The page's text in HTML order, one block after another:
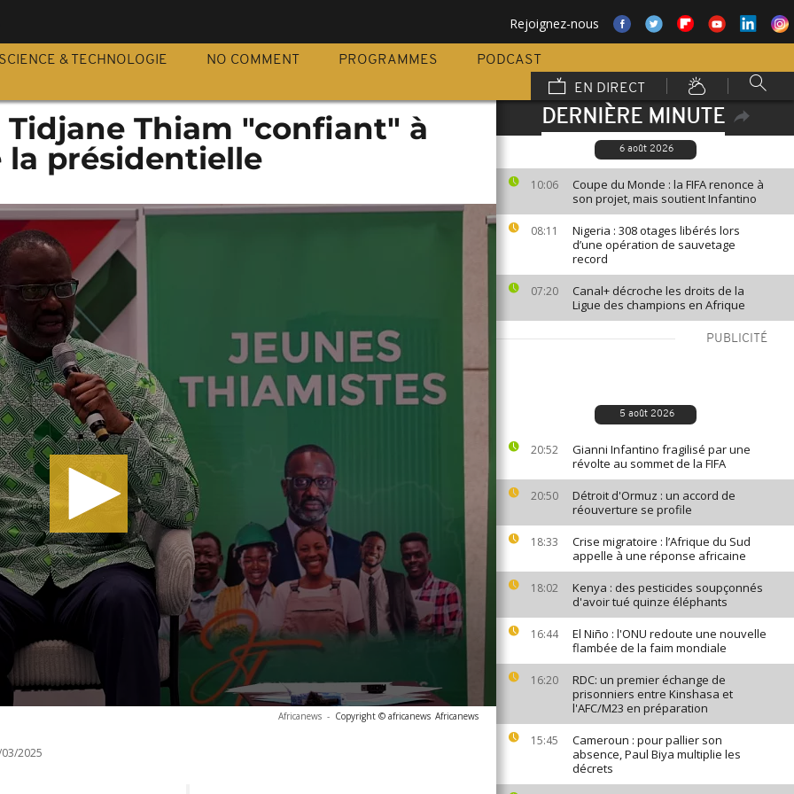
Rejoignez-nous
SCIENCE & TECHNOLOGIE NO COMMENT PROGRAMMES
PODCAST
EN DIRECT
DERNIÈRE MINUTE
6 août 2026
10:06
Coupe du Monde : la FIFA renonce à
son projet, mais soutient Infantino
08:11
Nigeria : 308 otages libérés lors
d’une opération de sauvetage
record
07:20
Canal+ décroche les droits de la
Ligue des champions en Afrique
PUBLICITÉ
5 août 2026
20:52
Gianni Infantino fragilisé par une
révolte au sommet de la FIFA
20:50
Détroit d'Ormuz : un accord de
réouverture se profile
18:33
Crise migratoire : l’Afrique du Sud
appelle à une réponse africaine
18:02
Kenya : des pesticides soupçonnés
d'avoir tué quinze éléphants
16:44
El Niño : l'ONU redoute une nouvelle
flambée de la faim mondiale
16:20
RDC: un premier échange de
prisonniers entre Kinshasa et
l'AFC/M23 en préparation
15:45
Cameroun : pour pallier son
absence, Paul Biya multiplie les
décrets
Tidjane Thiam "confiant" à
la présidentielle
Africanews - Copyright © africanews Africanews
2025